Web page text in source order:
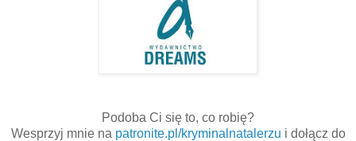
Podoba Ci się to, co robię?
Wesprzyj mnie na patronite.pl/kryminalnatalerzu i dołącz do